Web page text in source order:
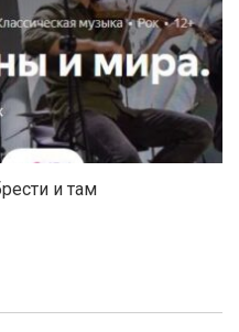
и там